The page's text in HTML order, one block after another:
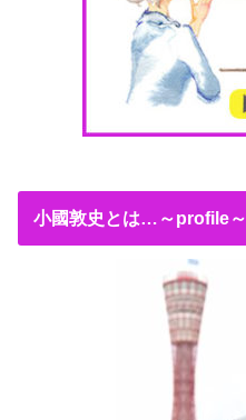
小國敦史とは…～profile～